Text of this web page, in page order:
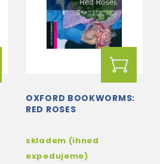
OXFORD BOOKWORMS:
RED ROSES
skladem (ihned
expedujeme)